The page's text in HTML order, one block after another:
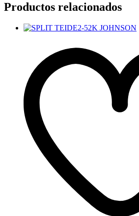
Productos relacionados